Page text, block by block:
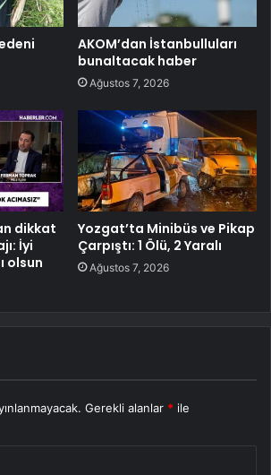
AKOM’dan İstanbulluları
bunaltacak haber
Ağustos 7, 2026
dikkat
İyi
olsun
Yozgat’ta Minibüs ve Pikap
Çarpıştı: 1 Ölü, 2 Yaralı
Ağustos 7, 2026
Gerekli alanlar * ile